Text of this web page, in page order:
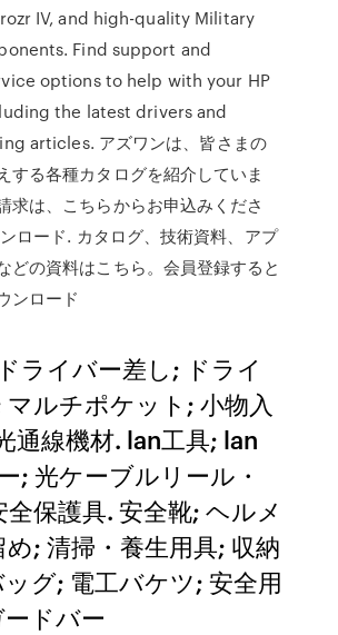
IV, and high-quality Military
Find support and
options to help with your HP
the latest drivers and
articles. アズワンは、皆さまの
する各種カタログを紹介していま
求は、こちらからお申込みくださ
ロード. カタログ、技術資料、アプ
どの資料はこちら。会員登録すると
ンロード
ライバー差し; ドライ
ルチポケット; 小物入
通線機材. lan工具; lan
; 光ケーブルリール・
全保護具. 安全靴; ヘルメ
め; 清掃・養生用具; 収納
グ; 電工バケツ; 安全用
ドバー